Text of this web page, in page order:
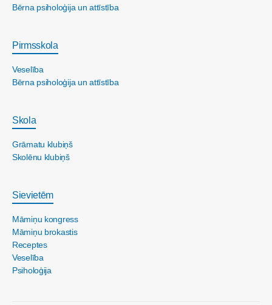
Bērna psiholoģija un attīstība
Pirmsskola
Veselība
Bērna psiholoģija un attīstība
Skola
Grāmatu klubiņš
Skolēnu klubiņš
Sievietēm
Māmiņu kongress
Māmiņu brokastis
Receptes
Veselība
Psiholoģija